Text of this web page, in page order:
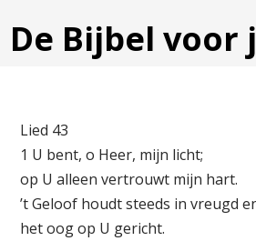
De Bijbel voor
Lied 43
1 U bent, o Heer, mijn licht;
op U alleen vertrouwt mijn hart.
’t Geloof houdt steeds in vreugd
het oog op U gericht.